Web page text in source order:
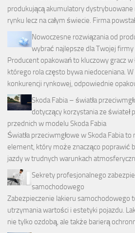
produkującą akumulatory dystrybuowane
rynku lecz na całym świecie. Firma
Nowoczesne rozwiązania od
wybrać najlepsze dla Twojej firmy
Producent opakowań to kluczowy gracz w
którego rola często bywa niedoceniana.
konkurencji rynkowej, odpowiednie
Skoda Fabia – światła
dotyczący korzystania ze świateł
przednich w modelu Skoda Fabia
Światła przeciwmgłowe w Skoda Fabia
element, który może znacząco poprawić
jazdy w trudnych warunkach
Sekrety profesjonalnego
samochodowego
Zabezpieczenie lakieru samochodowego
utrzymania wartości i estetyki pojazdu.
nie tylko ozdobą, ale także barierą